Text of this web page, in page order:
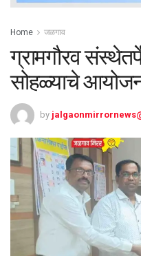
Home जळगाव
ग्रामगौरव
सोहळ्याचे
by